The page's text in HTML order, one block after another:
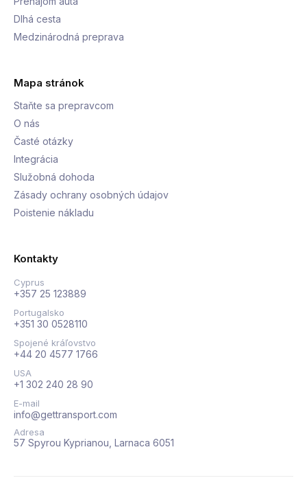
Dlhá cesta
Medzinárodná preprava
Mapa stránok
Staňte sa prepravcom
O nás
Časté otázky
Integrácia
Služobná dohoda
Zásady ochrany osobných údajov
Poistenie nákladu
Kontakty
Cyprus
+357 25 123889
Portugalsko
+351 30 0528110
Spojené kráľovstvo
+44 20 4577 1766
USA
+1 302 240 28 90
E-mail
info@gettransport.com
Adresa
57 Spyrou Kyprianou, Larnaca 6051